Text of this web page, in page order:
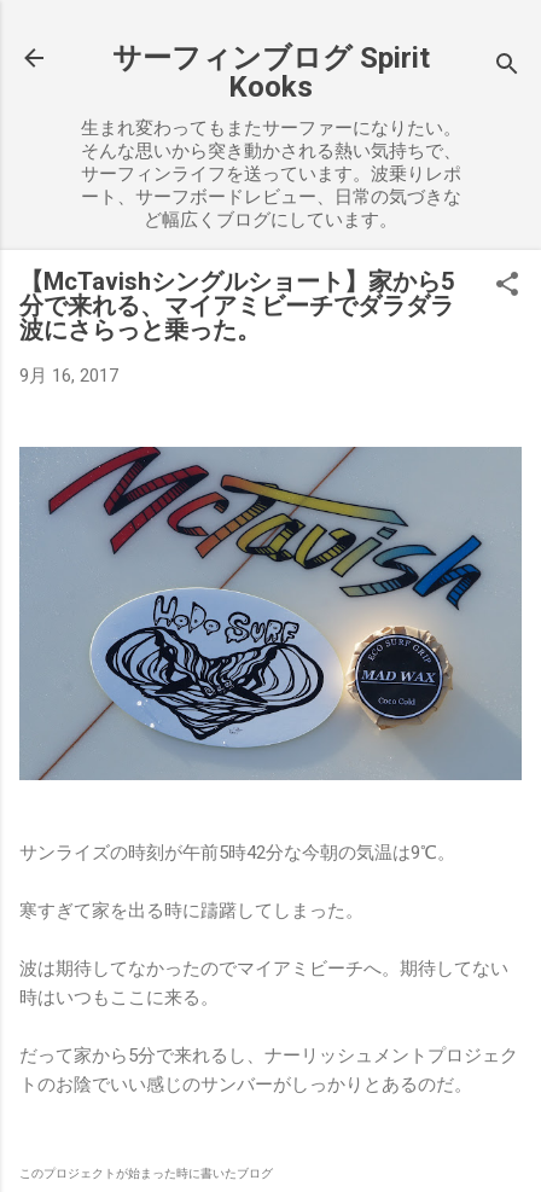
サーフィンブログ Spirit
Kooks
生まれ変わってもまたサーファーになりたい。
そんな思いから突き動かされる熱い気持ちで、
サーフィンライフを送っています。波乗りレポ
ート、サーフボードレビュー、日常の気づきな
ど幅広くブログにしています。
【McTavishシングルショート】家から5
分で来れる、マイアミビーチでダラダラ
波にさらっと乗った。
9月 16, 2017
サンライズの時刻が午前5時42分な今朝の気温は9℃。
寒すぎて家を出る時に躊躇してしまった。
波は期待してなかったのでマイアミビーチへ。期待してない
時はいつもここに来る。
だって家から5分で来れるし、ナーリッシュメントプロジェク
トのお陰でいい感じのサンバーがしっかりとあるのだ。
このプロジェクトが始まった時に書いたブログ